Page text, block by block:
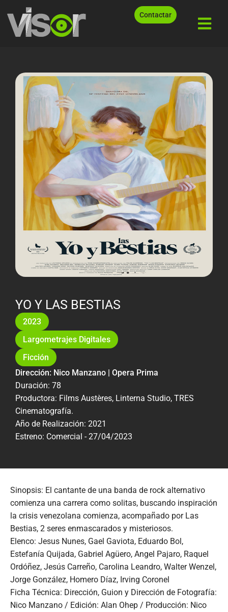
Contactar
YO Y LAS BESTIAS
2023
Largometrajes Digitales
Ficción
Dirección: Nico Manzano | Opera Prima
Duración: 78
Productora: Films Austères, Linterna Studio, TRES
Cinematografía.
Año de Realización: 2021
Estreno: Comercial - 27/04/2023
Sinopsis: El cantante de una banda de rock alternativo
comienza una carrera como solitas, buscando inspiración
la crisis venezolana comienza, acompañado por Las
Bestias, 2 seres enmascarados y misteriosos.
Elenco: Jesus Nunes, Gael Gaviota, Eduardo Bol,
Estefanía Quijada, Gabriel Agüero, Angel Pajaro, Raquel
Ordóñez, Jesús Carreño, Carolina Leandro, Walter Wenzel,
Jorge González, Homero Díaz, Irving Coronel
Ficha Técnica: Dirección, Guion y Dirección de Fotografía:
Nico Manzano / Edición: Alan Ohep / Producción: Nico